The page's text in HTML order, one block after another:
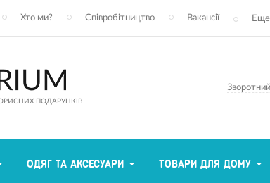
Хто ми? Співробітництво Вакансії
ПОДАРУНКІВ
ОДЯГ ТА АКСЕСУАРИ ТОВАРИ ДЛЯ ДОМУ